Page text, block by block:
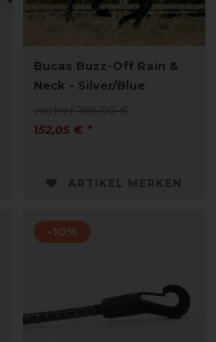
Bucas Buzz-Off Rain &
Neck - Silver/Blue
vorher 169,00 €
152,05 € *
ARTIKEL MERKEN
-10%